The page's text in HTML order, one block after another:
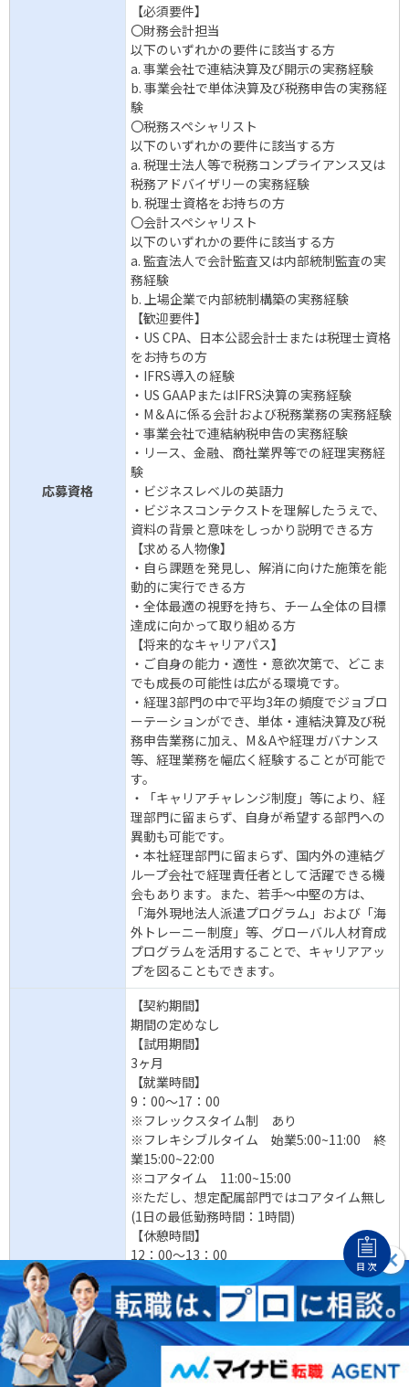
応募資格
【必須要件】
〇財務会計担当
以下のいずれかの要件に該当する方
a. 事業会社で連結決算及び開示の実務経験
b. 事業会社で単体決算及び税務申告の実務経
験
〇税務スペシャリスト
以下のいずれかの要件に該当する方
a. 税理士法人等で税務コンプライアンス又は
税務アドバイザリーの実務経験
b. 税理士資格をお持ちの方
〇会計スペシャリスト
以下のいずれかの要件に該当する方
a. 監査法人で会計監査又は内部統制監査の実
務経験
b. 上場企業で内部統制構築の実務経験
【歓迎要件】
・US CPA、日本公認会計士または税理士資格
をお持ちの方
・IFRS導入の経験
・US GAAPまたはIFRS決算の実務経験
・M＆Aに係る会計および税務業務の実務経験
・事業会社で連結納税申告の実務経験
・リース、金融、商社業界等での経理実務経
験
・ビジネスレベルの英語力
・ビジネスコンテクストを理解したうえで、
資料の背景と意味をしっかり説明できる方
【求める人物像】
・自ら課題を発見し、解消に向けた施策を能
動的に実行できる方
・全体最適の視野を持ち、チーム全体の目標
達成に向かって取り組める方
【将来的なキャリアパス】
・ご自身の能力・適性・意欲次第で、どこま
でも成長の可能性は広がる環境です。
・経理3部門の中で平均3年の頻度でジョブロ
ーテーションができ、単体・連結決算及び税
務申告業務に加え、M＆Aや経理ガバナンス
等、経理業務を幅広く経験することが可能で
す。
・「キャリアチャレンジ制度」等により、経
理部門に留まらず、自身が希望する部門への
異動も可能です。
・本社経理部門に留まらず、国内外の連結グ
ループ会社で経理責任者として活躍できる機
会もあります。また、若手～中堅の方は、
「海外現地法人派遣プログラム」および「海
外トレーニー制度」等、グローバル人材育成
プログラムを活用することで、キャリアアッ
プを図ることもできます。
【契約期間】
期間の定めなし
【試用期間】
3ヶ月
【就業時間】
9：00～17：00
※フレックスタイム制 あり
※フレキシブルタイム 始業5:00~11:00 終
業15:00~22:00
※コアタイム 11:00~15:00
※ただし、想定配属部門ではコアタイム無し
(1日の最低勤務時間：1時間)
【休憩時間】
12：00～13：00
【休日】
毎週 土・日曜日、国民の祝日、その他(年毎
に定める年末年始の休日)
【時間外労働】
あり(月平均29.7時間)
【月給】
目次